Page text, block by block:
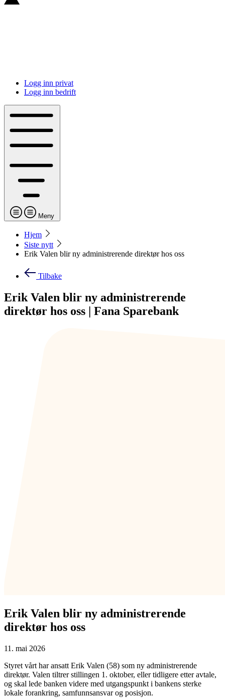
Logg inn privat
Logg inn bedrift
Meny
Hjem
Siste nytt
Erik Valen blir ny administrerende direktør hos oss
Tilbake
Erik Valen blir ny administrerende
direktør hos oss | Fana Sparebank
Erik Valen blir ny administrerende
direktør hos oss
11. mai 2026
Styret vårt har ansatt Erik Valen (58) som ny administrerende
direktør. Valen tiltrer stillingen 1. oktober, eller tidligere etter avtale,
og skal lede banken videre med utgangspunkt i bankens sterke
lokale forankring, samfunnsansvar og posisjon.